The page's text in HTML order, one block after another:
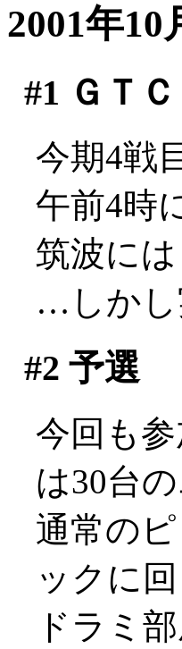
2001年10
#1 ＧＴ
今期4戦
午前4時
筑波に
…しかし
#2 予選
今回も
は30台
通常の
ックに
ドラミ